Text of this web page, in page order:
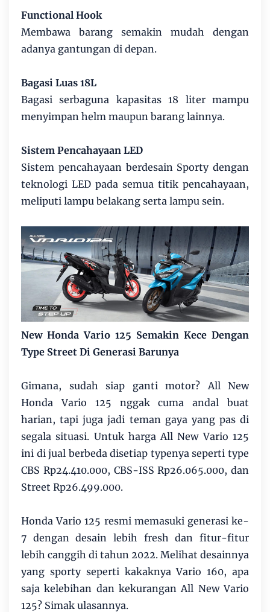
Functional Hook
Membawa barang semakin mudah dengan
adanya gantungan di depan.
Bagasi Luas 18L
Bagasi serbaguna kapasitas 18 liter mampu
menyimpan helm maupun barang lainnya.
Sistem Pencahayaan LED
Sistem pencahayaan berdesain Sporty dengan
teknologi LED pada semua titik pencahayaan,
meliputi lampu belakang serta lampu sein.
New Honda Vario 125 Semakin Kece Dengan
Type Street Di Generasi Barunya
Gimana, sudah siap ganti motor? All New
Honda Vario 125 nggak cuma andal buat
harian, tapi juga jadi teman gaya yang pas di
segala situasi. Untuk harga All New Vario 125
ini di jual berbeda disetiap typenya seperti type
CBS Rp24.410.000, CBS-ISS Rp26.065.000, dan
Street Rp26.499.000.
Honda Vario 125 resmi memasuki generasi ke-
7 dengan desain lebih fresh dan fitur-fitur
lebih canggih di tahun 2022. Melihat desainnya
yang sporty seperti kakaknya Vario 160, apa
saja kelebihan dan kekurangan All New Vario
125? Simak ulasannya.